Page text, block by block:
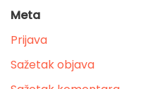
Meta
Prijava
Sažetak objava